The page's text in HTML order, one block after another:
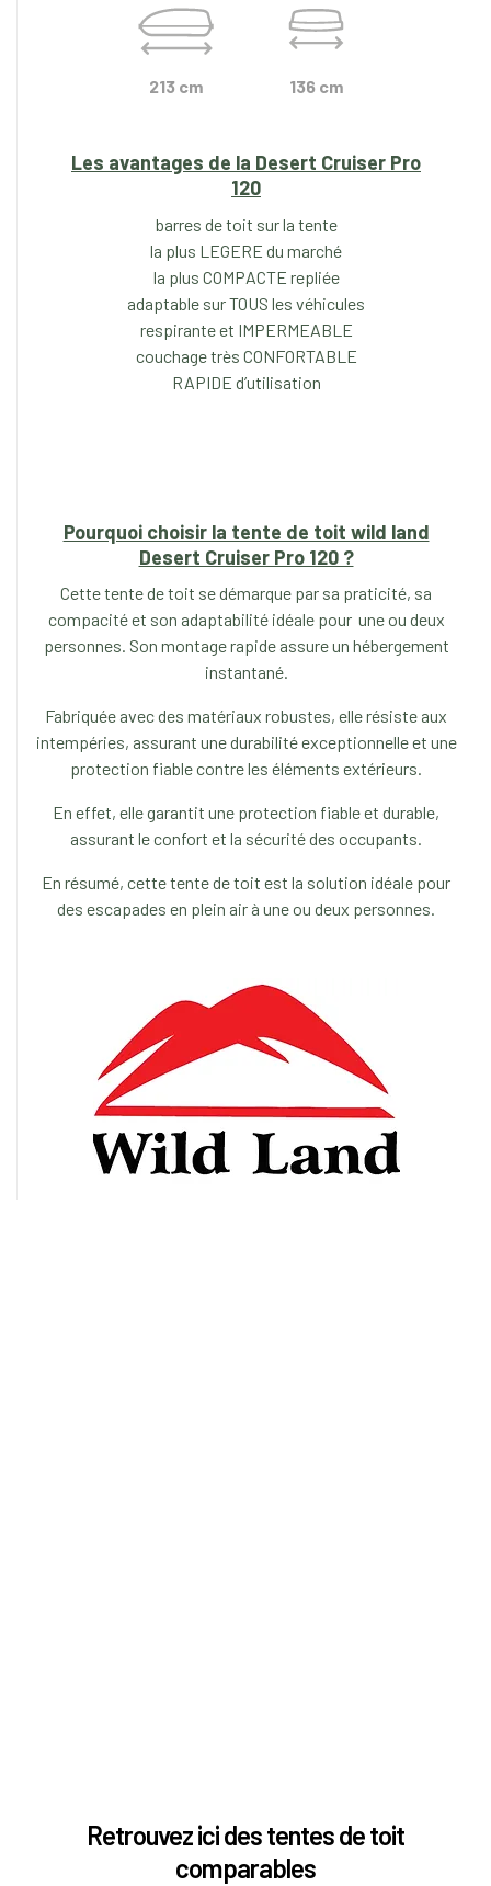
213 cm 136 cm
Les avantages de la Desert Cruiser Pro
120
barres de toit sur la tente
la plus LEGERE du marché
la plus COMPACTE repliée
adaptable sur TOUS les véhicules
respirante et IMPERMEABLE
couchage très CONFORTABLE
RAPIDE d’utilisation
Pourquoi choisir la tente de toit wild land
Desert Cruiser Pro 120 ?
Cette tente de toit se démarque par sa praticité, sa
compacité et son adaptabilité idéale pour une ou deux
personnes. Son montage rapide assure un hébergement
instantané.
Fabriquée avec des matériaux robustes, elle résiste aux
intempéries, assurant une durabilité exceptionnelle et une
protection fiable contre les éléments extérieurs.
En effet, elle garantit une protection fiable et durable,
assurant le confort et la sécurité des occupants.
En résumé, cette tente de toit est la solution idéale pour
des escapades en plein air à une ou deux personnes.
Retrouvez ici des tentes de toit
comparables